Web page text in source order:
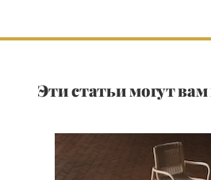
Эти статьи могут